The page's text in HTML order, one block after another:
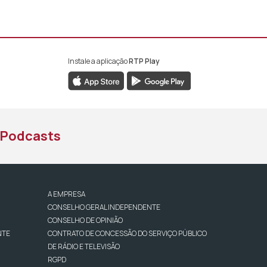
da RTP África
da RTP África
YouTube da RTP África
Instale a aplicaçãoRTP Play
Podcasts
A EMPRESA
CONSELHO GERAL INDEPENDENTE
CONSELHO DE OPINIÃO
CONTRATO DE CONCESSÃO DO SERVIÇO PÚBLICO
DE RÁDIO E TELEVISÃO
RGPD